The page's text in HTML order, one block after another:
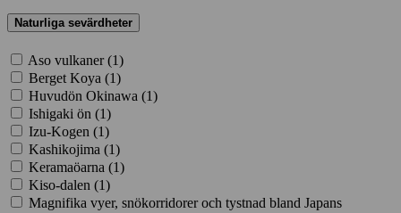
Naturliga sevärdheter
Aso vulkaner (1)
Berget Koya (1)
Huvudön Okinawa (1)
Ishigaki ön (1)
Izu-Kogen (1)
Kashikojima (1)
Keramaöarna (1)
Kiso-dalen (1)
Magnifika vyer, snökorridorer och tystnad bland Japans